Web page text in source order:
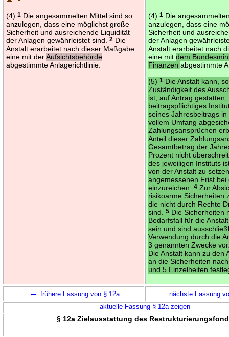
(4)1 Die angesammelten Mittel sind so
anzulegen, dass eine möglichst große
Sicherheit und ausreichende Liquidität
der Anlagen gewährleistet sind.2 Die
Anstalt erarbeitet nach dieser Maßgabe
eine mit derAufsichtsbehörde
abgestimmte Anlagerichtlinie.
(4)1 Die
anzulegen, dass eine
Sicherheit und
der Anlagen
Anstalt erarbeitet nach
eine mitdem
Finanzenabgestimmte
(5)1 Die Anstalt kann,
Zuständigkeit des
ist, auf Antrag
beitragspflichtiges
seines Jahresbeitrags
vollem Umfang
Zahlungsansprüchen
Anteil dieser
Gesamtbetrag der
Prozent nicht
des jeweiligen Instituts
von der Anstalt zu
angemessenen Frist bei
einzureichen.4 Zur
risikoarme Sicherheiten
die nicht durch Rechte
sind.5 Die Sicherheiten
Bedarfsfall für die
sein und sind
Verwendung durch die
3 genannten Zwecke
Die Anstalt kann zu den
an die Sicherheiten
und 5 Einzelheiten
← frühere Fassung von § 12a
nächste Fassung
aktuelle Fassung § 12a zeigen
§ 12a Zielausstattung des